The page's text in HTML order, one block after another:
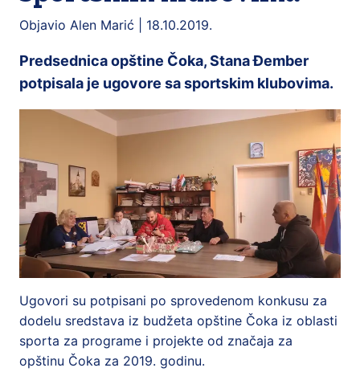
Objavio Alen Marić | 18.10.2019.
Predsednica opštine Čoka, Stana Đember
potpisala je ugovore sa sportskim klubovima.
Ugovori su potpisani po sprovedenom konkusu za
dodelu sredstava iz budžeta opštine Čoka iz oblasti
sporta za programe i projekte od značaja za
opštinu Čoka za 2019. godinu.